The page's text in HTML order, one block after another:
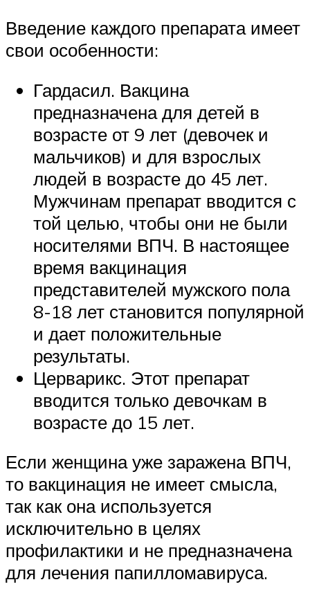
Введение каждого препарата имеет
свои особенности:
Гардасил. Вакцина
предназначена для детей в
возрасте от 9 лет (девочек и
мальчиков) и для взрослых
людей в возрасте до 45 лет.
Мужчинам препарат вводится с
той целью, чтобы они не были
носителями ВПЧ. В настоящее
время вакцинация
представителей мужского пола
8-18 лет становится популярной
и дает положительные
результаты.
Церварикс. Этот препарат
вводится только девочкам в
возрасте до 15 лет.
Если женщина уже заражена ВПЧ,
то вакцинация не имеет смысла,
так как она используется
исключительно в целях
профилактики и не предназначена
для лечения папилломавируса.